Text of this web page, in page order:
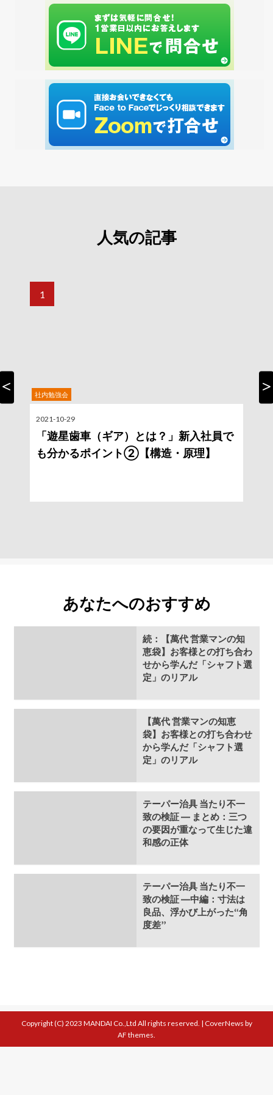
人気の記事
社内勉強会
2021-10-29
「遊星歯車（ギア）とは？」新入社員で
も分かるポイント②【構造・原理】
あなたへのおすすめ
続：【萬代 営業マンの知
恵袋】お客様との打ち合わ
せから学んだ「シャフト選
定」のリアル
【萬代 営業マンの知恵
袋】お客様との打ち合わせ
から学んだ「シャフト選
定」のリアル
テーパー治具 当たり不一
致の検証 ― まとめ：三つ
の要因が重なって生じた違
和感の正体
テーパー治具 当たり不一
致の検証 ―中編：寸法は
良品、浮かび上がった“角
度差”
Copyright (C) 2023 MANDAI Co.,Ltd All rights reserved. | CoverNews by
AF themes.